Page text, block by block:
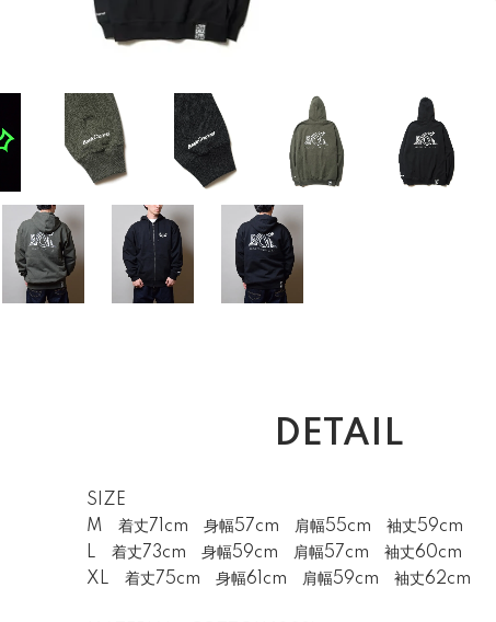
DETAIL
SIZE
M 着丈71cm 身幅57cm 肩幅55cm 袖丈59cm
L 着丈73cm 身幅59cm 肩幅57cm 袖丈60cm
XL 着丈75cm 身幅61cm 肩幅59cm 袖丈62cm